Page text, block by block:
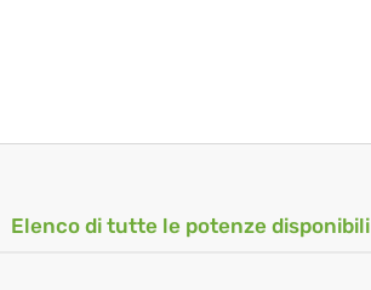
Elenco di tutte le potenze disponibili